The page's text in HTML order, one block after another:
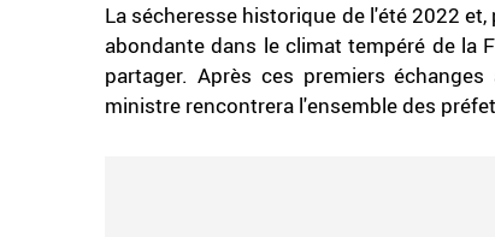
La sécheresse historique de l'été 2022
abondante dans le climat tempéré de la
partager. Après ces premiers
ministre rencontrera l'ensemble des